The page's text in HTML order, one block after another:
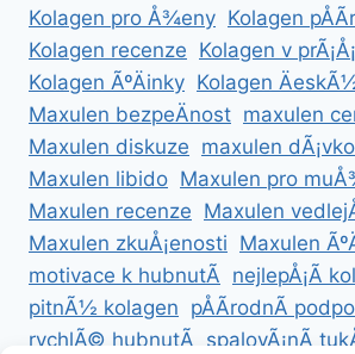
Kolagen pro Å¾eny Kolagen
Kolagen recenze Kolagen v
Kolagen ÃºÄinky Kolagen
Maxulen bezpeÄnost maxulen
Maxulen diskuze maxulen
Maxulen libido Maxulen pro
Maxulen recenze Maxulen
Maxulen zkuÅ¡enosti Maxulen
motivace k hubnutÃ­ nejlepÅ¡Ã­
pitnÃ½ kolagen pÅÃ­rodnÃ­
rychlÃ© hubnutÃ­ spalovÃ¡nÃ­